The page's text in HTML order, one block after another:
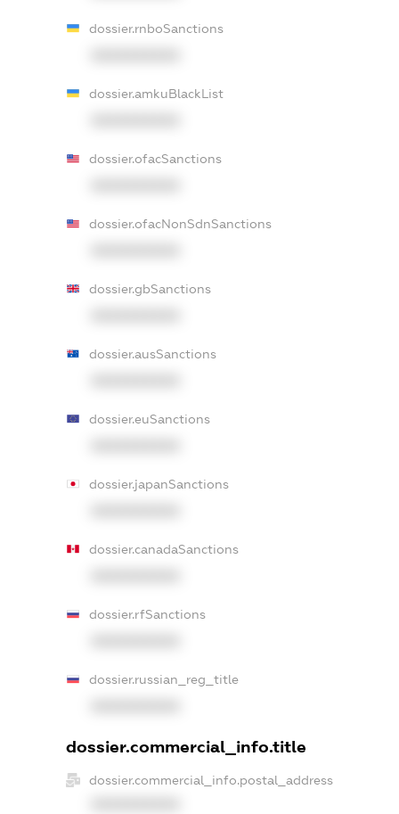
dossier.rnboSanctions
dossier.amkuBlackList
dossier.ofacSanctions
dossier.ofacNonSdnSanctions
dossier.gbSanctions
dossier.ausSanctions
dossier.euSanctions
dossier.japanSanctions
dossier.canadaSanctions
dossier.rfSanctions
dossier.russian_reg_title
dossier.commercial_info.title
dossier.commercial_info.postal_address